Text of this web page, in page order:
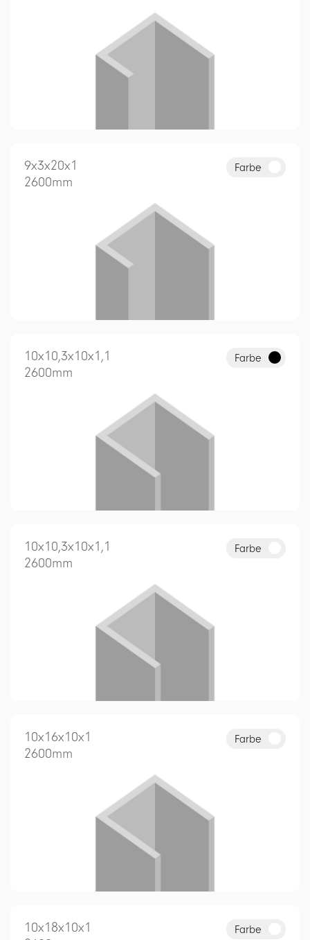
Farbe
9x3x20x1
2600mm
Farbe
10x10,3x10x1,1
2600mm
Farbe
10x10,3x10x1,1
2600mm
Farbe
10x16x10x1
2600mm
Farbe
10x18x10x1